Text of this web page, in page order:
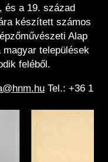
és a 19. század
készített számos
Alap
magyar települések
feléből.
Tel.: +36 1